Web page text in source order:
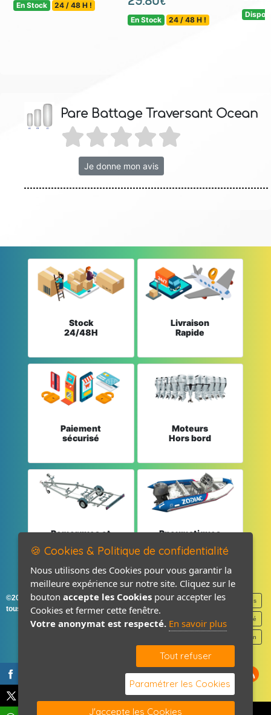
En Stock 24 / 48 H !
En Stock 24 / 48 H !
Pare Battage Traversant Ocean
Je donne mon avis
Stock
24/48H
Livraison
Rapide
Paiement
sécurisé
Moteurs
Hors bord
Remorques et
Pneumatiques
©2026-2027 France Accastillage
tous droits réservés
Mentions légales
Politique de confidentialité
Contact / Plan
🍪 Cookies & Politique de confidentialité
Nous utilisons des Cookies pour vous garantir la
meilleure expérience sur notre site. Cliquez sur le
bouton accepte les Cookies pour accepter les
Cookies et fermer cette fenêtre.
Votre anonymat est respecté. En savoir plus
Tout refuser
Paramétrer les Cookies
J'accepte les Cookies